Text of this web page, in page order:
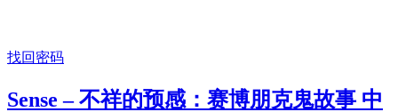
找回密码
Sense – 不祥的预感：赛博朋克鬼故事 中